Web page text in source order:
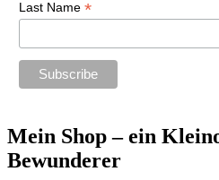
Last Name *
Mein Shop – ein
Bewunderer